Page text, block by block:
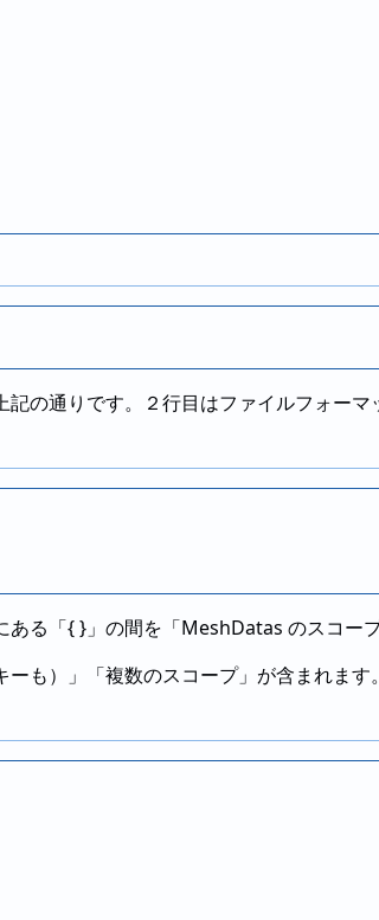
の通りです。２行目はファイルフォー
る「{ }」の間を「MeshDatas のスコー
も）」「複数のスコープ」が含まれます。